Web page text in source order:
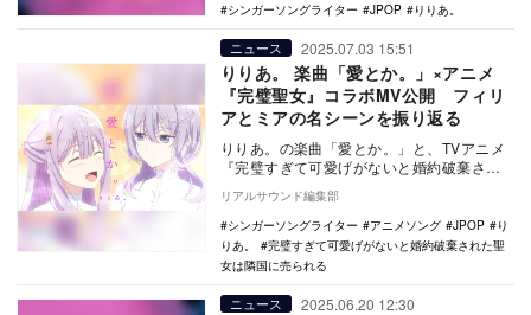
シンガーソングライター
JPOP りりあ。
ニュース 2025.07.03 15:51
りりあ。 楽曲「愛とか。」×アニメ
『完璧聖女』コラボMV公開 フィリ
アとミアの名シーンを振り返る
りりあ。の楽曲「愛とか。」と、TVアニメ
『完璧すぎて可愛げがないと婚約破棄され
た聖女は隣国に売られる』のコラボレーシ
ョンMVが公…
リアルサウンド編集部
シンガーソングライター
アニメソング JPOP
り
りあ。
完璧すぎて可愛げがないと婚約破棄された聖
女は隣国に売られる
ニュース 2025.06.20 12:30